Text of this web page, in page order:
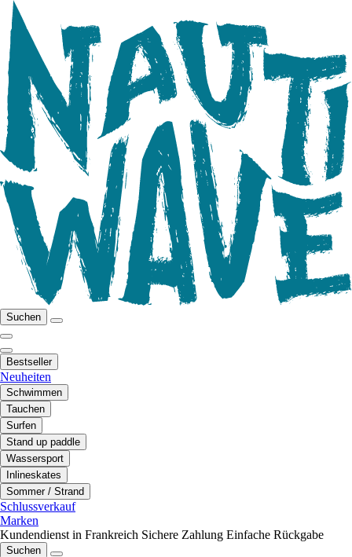
Suchen
Bestseller
Neuheiten
Schwimmen
Tauchen
Surfen
Stand up paddle
Wassersport
Inlineskates
Sommer / Strand
Schlussverkauf
Marken
Kundendienst in Frankreich Sichere Zahlung Einfache Rückgabe
Suchen